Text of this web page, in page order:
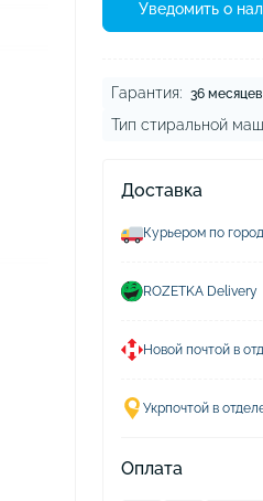
Уведомить о
Гарантия: 36 месяцев
Тип стиральной
Доставка
Курьером по
ROZETKA Delivery
Новой почтой в
Укрпочтой в
Оплата